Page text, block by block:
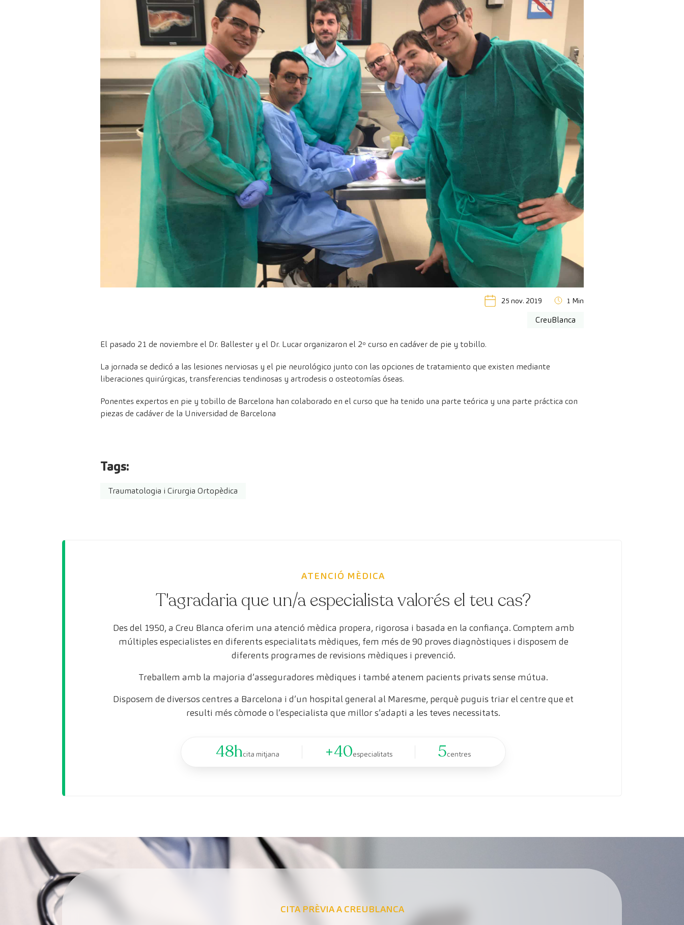
25 nov. 2019 1 Min
CreuBlanca
El pasado 21 de noviembre el Dr. Ballester y el Dr. Lucar organizaron el 2º curso en cadáver de pie y tobillo.
La jornada se dedicó a las lesiones nerviosas y el pie neurológico junto con las opciones de tratamiento que existen mediante
liberaciones quirúrgicas, transferencias tendinosas y artrodesis o osteotomías óseas.
Ponentes expertos en pie y tobillo de Barcelona han colaborado en el curso que ha tenido una parte teórica y una parte práctica con
piezas de cadáver de la Universidad de Barcelona
Tags:
Traumatologia i Cirurgia Ortopèdica
ATENCIÓ MÈDICA
T'agradaria que un/a especialista valorés el teu cas?
Des del 1950, a Creu Blanca oferim una atenció mèdica propera, rigorosa i basada en la confiança. Comptem amb
múltiples especialistes en diferents especialitats mèdiques, fem més de 90 proves diagnòstiques i disposem de
diferents programes de revisions mèdiques i prevenció.
Treballem amb la majoria d’asseguradores mèdiques i també atenem pacients privats sense mútua.
Disposem de diversos centres a Barcelona i d’un hospital general al Maresme, perquè puguis triar el centre que et
resulti més còmode o l’especialista que millor s’adapti a les teves necessitats.
48hcita mitjana +40especialitats 5centres
CITA PRÈVIA A CREUBLANCA